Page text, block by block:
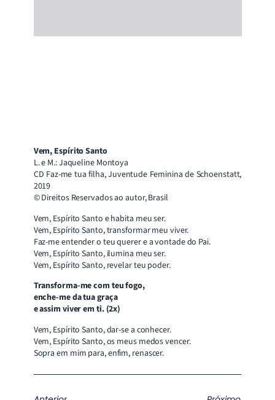
Vem, Espírito Santo
L. e M.: Jaqueline Montoya
CD Faz-me tua filha, Juventude Feminina de Schoenstatt,
2019
© Direitos Reservados ao autor, Brasil
Vem, Espírito Santo e habita meu ser.
Vem, Espírito Santo, transformar meu viver.
Faz-me entender o teu querer e a vontade do Pai.
Vem, Espírito Santo, ilumina meu ser.
Vem, Espírito Santo, revelar teu poder.
Transforma-me com teu fogo,
enche-me da tua graça
e assim viver em ti. (2x)
Vem, Espírito Santo, dar-se a conhecer.
Vem, Espírito Santo, os meus medos vencer.
Sopra em mim para, enfim, renascer.